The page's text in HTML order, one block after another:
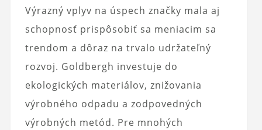
Výrazný vplyv na úspech značky mala aj
schopnosť prispôsobiť sa meniacim sa
trendom a dôraz na trvalo udržateľný
rozvoj. Goldbergh investuje do
ekologických materiálov, znižovania
výrobného odpadu a zodpovedných
výrobných metód. Pre mnohých